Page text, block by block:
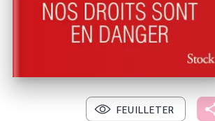
FEUILLETER